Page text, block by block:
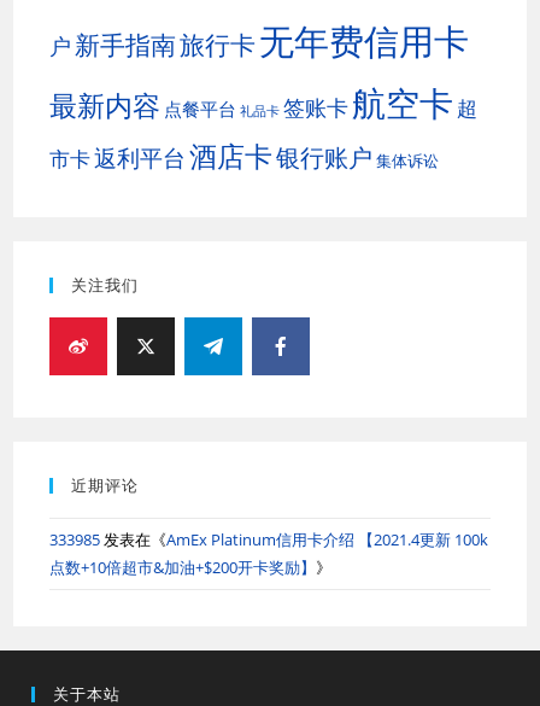
户 新手指南旅行卡无年费信用卡
最新内容 点餐平台 礼品卡 签账卡航空卡 超
市卡返利平台 酒店卡银行账户 集体诉讼
关注我们
近期评论
333985发表在《AmEx Platinum信用卡介绍 【2021.4更新 100k
点数+10倍超市&加油+$200开卡奖励】 》
关于本站